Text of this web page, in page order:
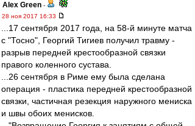
Alex Green -
28 ноя 2017 16:33
...17 сентября 2017 года, на 58-й минуте матча
с "Тосно", Георгий Тигиев получил травму -
разрыв передней крестообразной связки
правого коленного сустава.
...26 сентября в Риме ему была сделана
операция - пластика передней крестообразной
связки, частичная резекция наружного мениска
и швы обоих менисков.